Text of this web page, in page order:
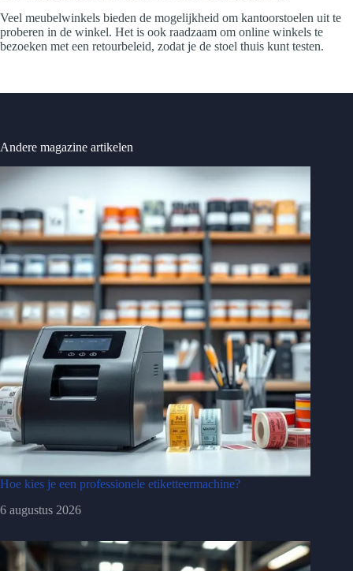
Veel meubelwinkels bieden de mogelijkheid om kantoorstoelen uit te
proberen in de winkel. Het is ook raadzaam om online winkels te
bezoeken met een retourbeleid, zodat je de stoel thuis kunt testen.
Andere magazine artikelen
Hoe kies je een professionele etiketteermachine?
6 augustus 2026